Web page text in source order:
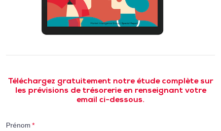
Téléchargez gratuitement notre étude complète sur
les prévisions de trésorerie en renseignant votre
email ci-dessous.